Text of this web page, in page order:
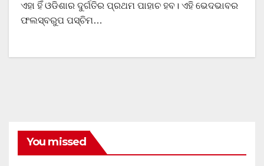
ଏହା ହିଁ ଓଡିଶାର ଦୁର୍ଗତିର ପ୍ରଥମ ପାହାଚ ହବ। ଏହି ଭେଦଭାବର
ଫଲସ୍ବରୁପ ପସ୍ଚିମ…
You missed